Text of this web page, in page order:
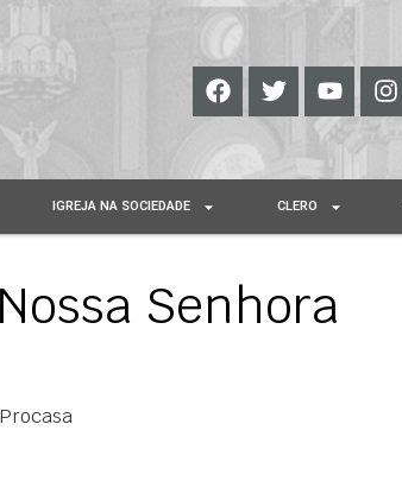
IGREJA NA SOCIEDADE CLERO
Senhora